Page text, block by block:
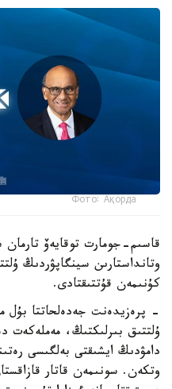
Фото: Ақорда
قاسىم-جومارت توقايەۆ تارمان
وتانداستارىن سينگاپۋردىڭ
كۇنىمەن قۇتتىقتادى.
- پرەزيدەنت جەدەلحاتتا بۇل
ۇلتتىق بىرلىكتىڭ، مەملەكەت
دامۋدىڭ ايشىقتى بەلگىسى
وتكەن. سونىمەن قاتار